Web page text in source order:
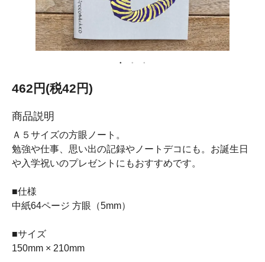
462円(税42円)
商品説明
Ａ５サイズの方眼ノート。
勉強や仕事、思い出の記録やノートデコにも。お誕生日
や入学祝いのプレゼントにもおすすめです。
■仕様
中紙64ページ 方眼（5mm）
■サイズ
150mm × 210mm